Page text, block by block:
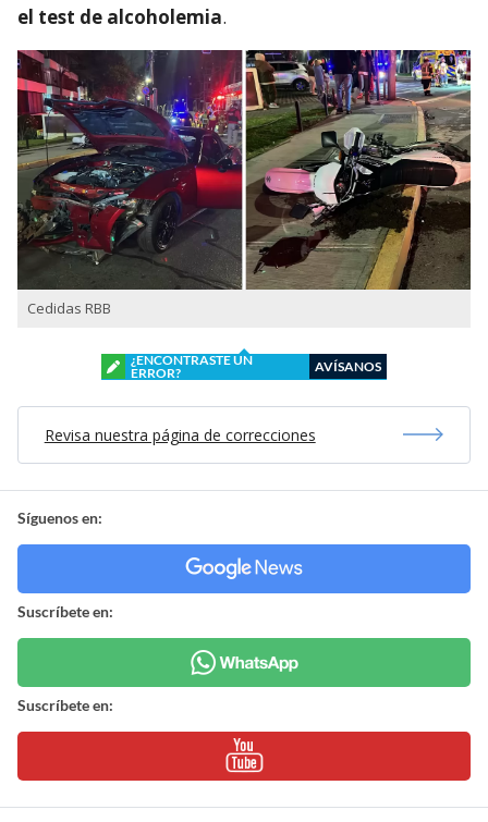
el test de alcoholemia.
Cedidas RBB
¿ENCONTRASTE UN
ERROR?
AVÍSANOS
Revisa nuestra página de correcciones
Síguenos en:
Suscríbete en:
Suscríbete en: